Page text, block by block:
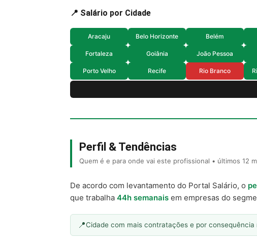
📍 Salário por Cidade
Aracaju Belo Horizonte Belém
Fortaleza Goiânia João Pessoa
Porto Velho Recife Rio Branco
Perfil & Tendências
Quem é e para onde vai este profissional • últimos 12
De acordo com levantamento do Portal Salário, o
que trabalha 44h semanais em empresas do
Cidade com mais contratações e por consequência